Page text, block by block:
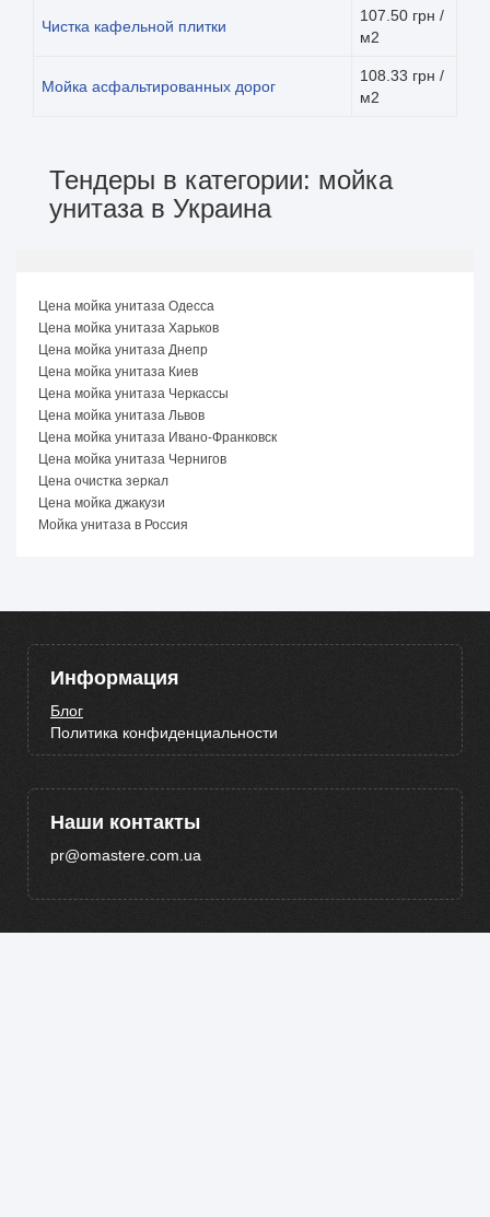
Чистка кафельной плитки
107.50 грн /
м2
Мойка асфальтированных дорог
108.33 грн /
м2
Тендеры в категории: мойка
унитаза в Украина
Цена мойка унитаза Одесса
Цена мойка унитаза Харьков
Цена мойка унитаза Днепр
Цена мойка унитаза Киев
Цена мойка унитаза Черкассы
Цена мойка унитаза Львов
Цена мойка унитаза Ивано-Франковск
Цена мойка унитаза Чернигов
Цена очистка зеркал
Цена мойка джакузи
Мойка унитаза в Россия
Информация
Блог
Политика конфиденциальности
Наши контакты
pr@omastere.com.ua